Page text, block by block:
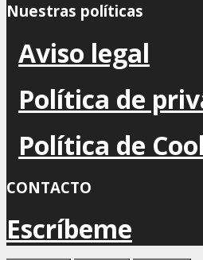
Nuestras políticas
Aviso legal
Política de
Política de
CONTACTO
Escríbeme